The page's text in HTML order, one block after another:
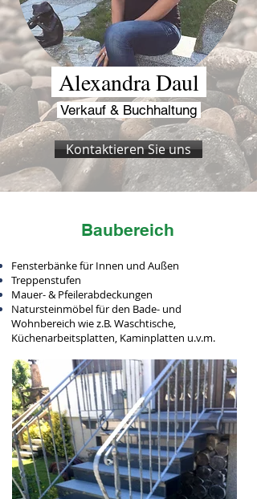
Alexandra Daul
Verkauf & Buchhaltung
Kontaktieren Sie uns
Baubereich
Fensterbänke für Innen und Außen
Treppenstufen
Mauer- & Pfeilerabdeckungen
Natursteinmöbel für den Bade- und
Wohnbereich wie z.B. Waschtische,
Küchenarbeitsplatten, Kaminplatten u.v.m.